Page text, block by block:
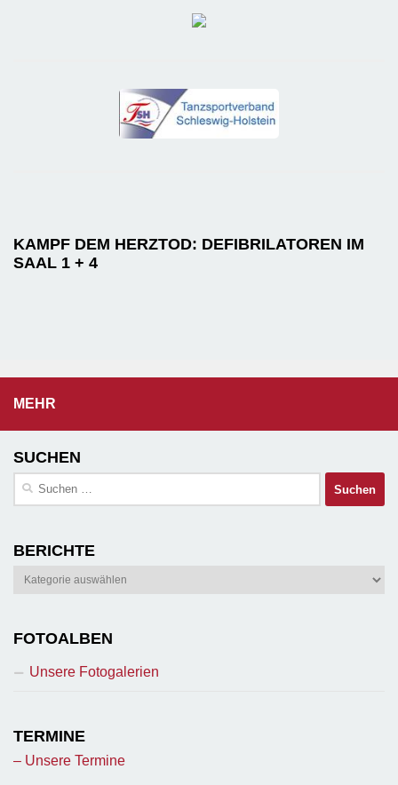
KAMPF DEM HERZTOD: DEFIBRILATOREN IM
SAAL 1 + 4
MEHR
SUCHEN
Suchen
BERICHTE
Berichte
FOTOALBEN
Unsere Fotogalerien
TERMINE
– Unsere Termine